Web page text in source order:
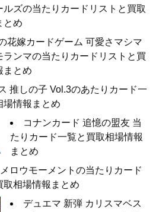
ルズの当たりカードリストと買取
とめ
花嫁カードゲーム 可愛さマシマ
ランマの当たりカードリストと買
まとめ
推しの子 Vol.3のあたりカード一
場情報まとめ
コナンカード 追憶の盟友 当
たりカード一覧と買取相場情報
まとめ
ロウモーメントの当たりカード
取相場情報まとめ
デュエマ 新弾 カリスマベス